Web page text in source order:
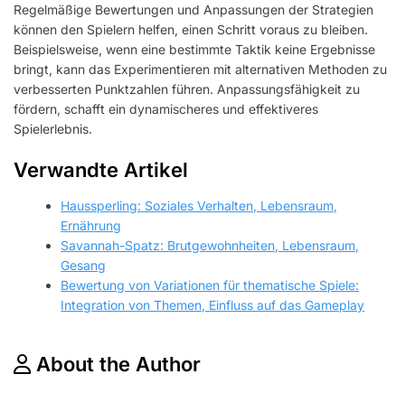
Regelmäßige Bewertungen und Anpassungen der Strategien
können den Spielern helfen, einen Schritt voraus zu bleiben.
Beispielsweise, wenn eine bestimmte Taktik keine Ergebnisse
bringt, kann das Experimentieren mit alternativen Methoden zu
verbesserten Punktzahlen führen. Anpassungsfähigkeit zu
fördern, schafft ein dynamischeres und effektiveres
Spielerlebnis.
Verwandte Artikel
Haussperling: Soziales Verhalten, Lebensraum,
Ernährung
Savannah-Spatz: Brutgewohnheiten, Lebensraum,
Gesang
Bewertung von Variationen für thematische Spiele:
Integration von Themen, Einfluss auf das Gameplay
About the Author